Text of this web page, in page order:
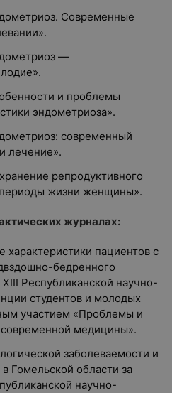
Современные
—
и проблемы
эндометриоза».
современный
лечение».
репродуктивного
жизни женщины».
журналах:
характеристики пациентов с
бедренного
Республиканской научно-
студентов и молодых
участием «Проблемы и
современной медицины».
заболеваемости и
Гомельской области за
научно-